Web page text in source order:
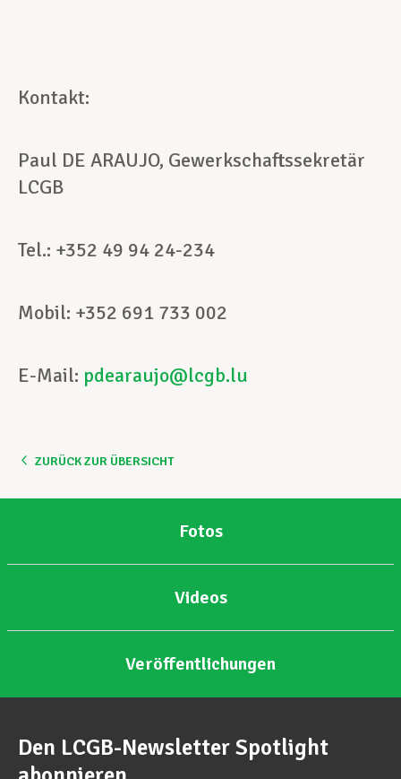
Kontakt:
Paul DE ARAUJO, Gewerkschaftssekretär
LCGB
Tel.: +352 49 94 24-234
Mobil: +352 691 733 002
E-Mail: pdearaujo@lcgb.lu
ZURÜCK ZUR ÜBERSICHT
Fotos
Videos
Veröffentlichungen
Den LCGB-Newsletter Spotlight